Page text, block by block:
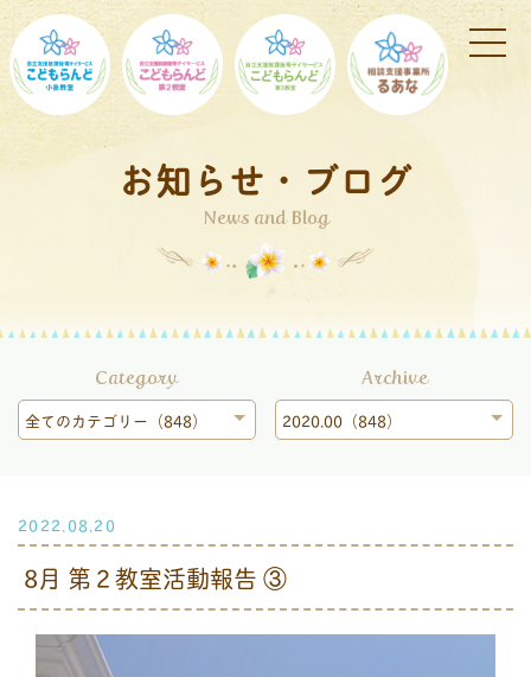
お知らせ・ブログ
News and Blog
Category
全てのカテゴリー（848）
Archive
2020.00（848）
2022.08.20
8月 第２教室活動報告 ③